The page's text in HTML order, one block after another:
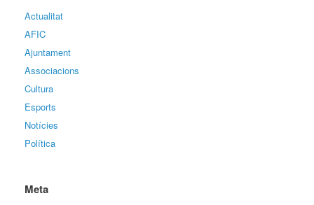
Actualitat
AFIC
Ajuntament
Associacions
Cultura
Esports
Notícies
Política
Meta